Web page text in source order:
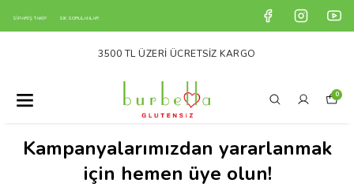
SİPARİŞ TAKİP SIK SORULANLAR
5000 TL ÜZERİ ALIŞVERİŞLERDE KRİK
0
Kampanyalarımızdan yararlanmak
için hemen üye olun!